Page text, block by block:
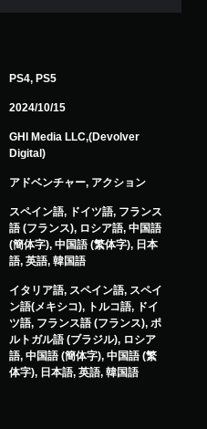
PS4, PS5
2024/10/15
GHI Media LLC,(Devolver
Digital)
アドベンチャー, アクション
スペイン語, ドイツ語, フランス
語 (フランス), ロシア語, 中国語
(簡体字), 中国語 (繁体字), 日本
語, 英語, 韓国語
イタリア語, スペイン語, スペイ
ン語(メキシコ), トルコ語, ドイ
ツ語, フランス語 (フランス), ポ
ルトガル語 (ブラジル), ロシア
語, 中国語 (簡体字), 中国語 (繁
体字), 日本語, 英語, 韓国語